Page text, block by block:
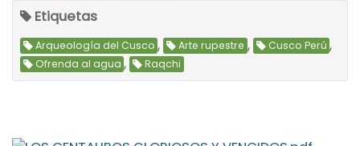
Etiquetas
Arqueología del Cusco , Arte rupestre , Cusco Perú ,
Ofrenda al agua , Raqchi